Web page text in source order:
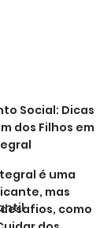
Social: Dicas
dos Filhos em
é uma
mas
como